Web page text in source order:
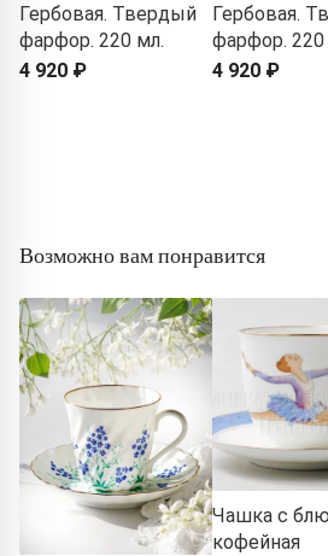
Гербовая. Твердый
фарфор. 220 мл.
4 920 ₽
Гербовая.
фарфор. 220
4 920 ₽
Возможно вам понравится
Чашка с
кофейная